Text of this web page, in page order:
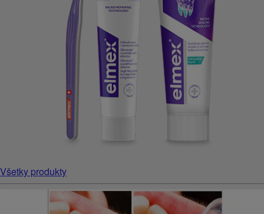
Všetky produkty